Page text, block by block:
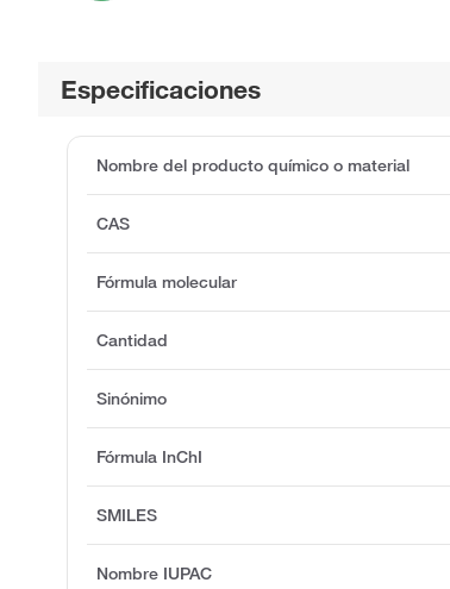
Especificaciones
Nombre del producto químico o material
CAS
Fórmula molecular
Cantidad
Sinónimo
Fórmula InChI
SMILES
Nombre IUPAC